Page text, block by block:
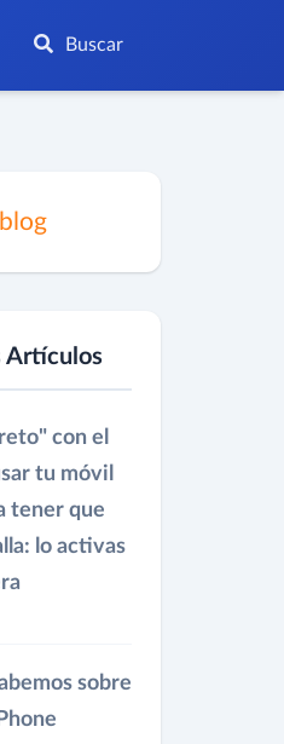
Buscar
Artículos
con el
tu móvil
tener que
lo activas
sobre